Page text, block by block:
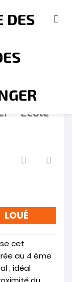
– Ecole
LOUÉ
cet
au 4 ème
, idéal